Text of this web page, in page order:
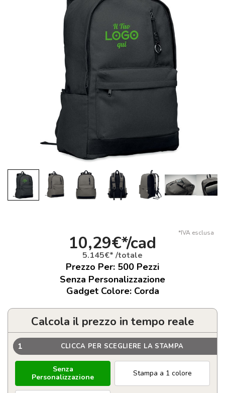
*IVA esclusa
10,29€*/cad
5.145€* /totale
Prezzo Per: 500 Pezzi
Senza Personalizzazione
Gadget Colore: Corda
Calcola il prezzo in tempo reale
1 CLICCA PER SCEGLIERE LA STAMPA
Senza
Personalizzazione
Stampa a 1 colore